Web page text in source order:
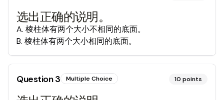
选出正确的说明。
A. 棱柱体有两个大小不相同的底面。
B. 棱柱体有两个大小相同的底面。
Question3 Multiple Choice 10 points